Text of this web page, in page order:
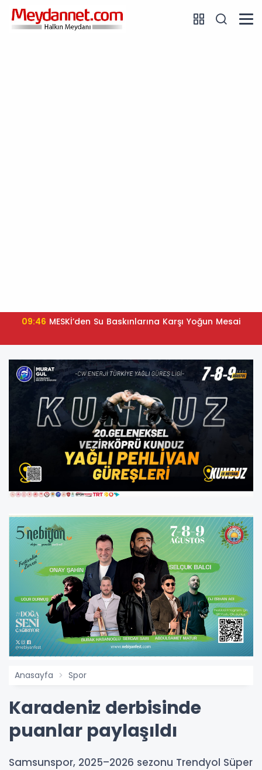
09:46 MESKİ’den Su Baskınlarına Karşı Yoğun Mesai
Anasayfa Spor
Karadeniz derbisinde
puanlar paylaşıldı
Samsunspor, 2025–2026 sezonu Trendyol Süper